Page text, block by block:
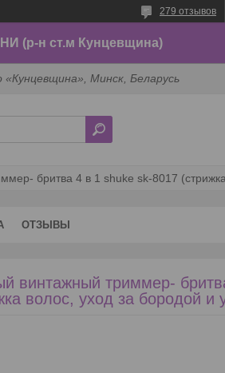
279 отзывов
н ст.м Кунцевщина)
Минск, Беларусь
ОТЗЫВЫ
винтажный триммер-
волос, уход за бородой и